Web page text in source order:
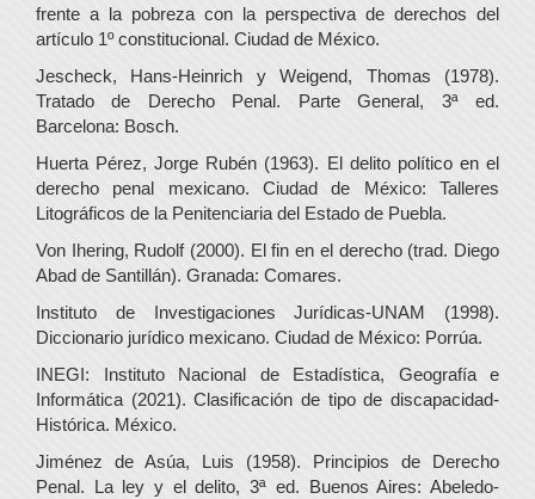
frente a la pobreza con la perspectiva de derechos del
artículo 1º constitucional. Ciudad de México.
Jescheck, Hans-Heinrich y Weigend, Thomas (1978).
Tratado de Derecho Penal. Parte General, 3ª ed.
Barcelona: Bosch.
Huerta Pérez, Jorge Rubén (1963). El delito político en el
derecho penal mexicano. Ciudad de México: Talleres
Litográficos de la Penitenciaria del Estado de Puebla.
Von Ihering, Rudolf (2000). El fin en el derecho (trad. Diego
Abad de Santillán). Granada: Comares.
Instituto de Investigaciones Jurídicas-UNAM (1998).
Diccionario jurídico mexicano. Ciudad de México: Porrúa.
INEGI: Instituto Nacional de Estadística, Geografía e
Informática (2021). Clasificación de tipo de discapacidad-
Histórica. México.
Jiménez de Asúa, Luis (1958). Principios de Derecho
Penal. La ley y el delito, 3ª ed. Buenos Aires: Abeledo-